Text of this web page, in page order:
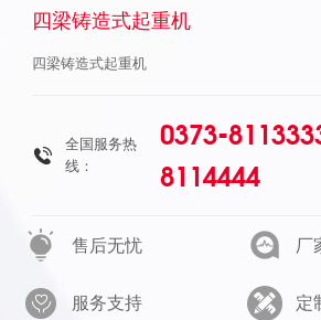
四梁铸造式起重机
四梁铸造式起重机
全国服务热
线：
0373-
8114444
售后无忧 厂
服务支持 定